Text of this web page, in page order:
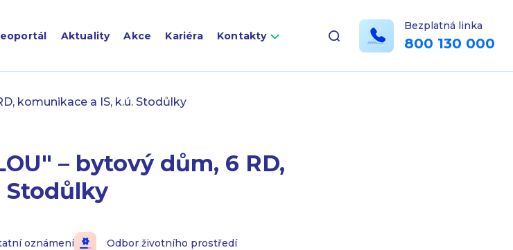
Aktuality Akce Kariéra Kontakty
Bezplatná linka
800 130 000
komunikace a IS, k.ú. Stodůlky
– bytový dům, 6 RD,
Stodůlky
oznámení Odbor životního prostředí